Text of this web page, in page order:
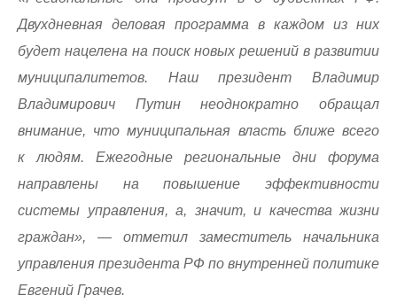
Двухдневная деловая программа в каждом из них
будет нацелена на поиск новых решений в развитии
муниципалитетов. Наш президент Владимир
Владимирович Путин неоднократно обращал
внимание, что муниципальная власть ближе всего
к людям. Ежегодные региональные дни форума
направлены на повышение эффективности
системы управления, а, значит, и качества жизни
граждан», — отметил заместитель начальника
управления президента РФ по внутренней политике
Евгений Грачев.